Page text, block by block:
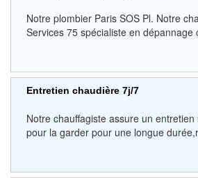
Notre plombier Paris SOS Pl. Notre
Services 75 spécialiste en dépannage
Entretien chaudière 7j/7
Notre chauffagiste assure un
pour la garder pour une longue